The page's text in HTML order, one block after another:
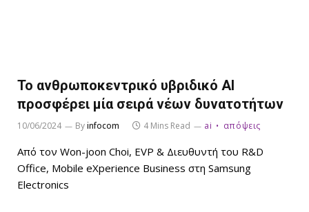
Το ανθρωποκεντρικό υβριδικό AI
προσφέρει μία σειρά νέων δυνατοτήτων
10/06/2024 Byinfocom 4 Mins Read ai απόψεις
Από τον Won-joon Choi, EVP & Διευθυντή του R&D
Office, Mobile eXperience Business στη Samsung
Electronics